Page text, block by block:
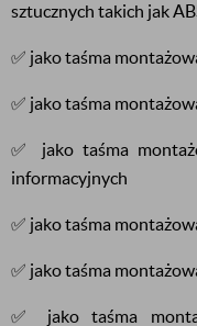
sztucznych takich jak
✅ jako taśma
✅ jako taśma
✅ jako taśma
informacyjnych
✅ jako taśma
✅ jako taśma
✅ jako taśma